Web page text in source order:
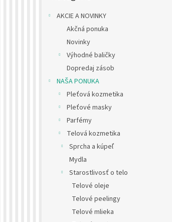
AKCIE A NOVINKY
Akčná ponuka
Novinky
Výhodné baličky
Dopredaj zásob
NAŠA PONUKA
Pleťová kozmetika
Pleťové masky
Parfémy
Telová kozmetika
Sprcha a kúpeľ
Mydla
Starostlivosť o telo
Telové oleje
Telové peelingy
Telové mlieka